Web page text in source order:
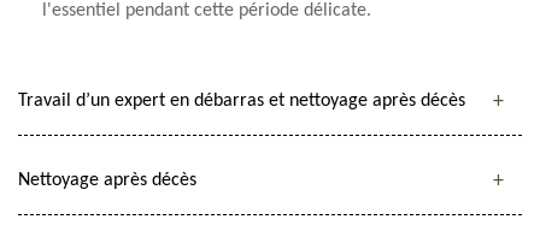
l'essentiel pendant cette période délicate.
Travail d’un expert en débarras et nettoyage après décès
Nettoyage après décès